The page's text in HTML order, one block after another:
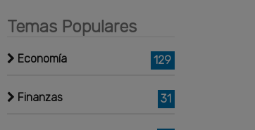
Temas Populares
Economía 129
Finanzas 31